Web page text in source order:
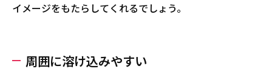
イメージをもたらしてくれるでしょう。
周囲に溶け込みやすい